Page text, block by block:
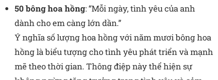
50 bông hoa hồng: “Mỗi ngày, tình yêu của anh
dành cho em càng lớn dần.”
Ý nghĩa số lượng hoa hồng với năm mươi bông hoa
hồng là biểu tượng cho tình yêu phát triển và mạnh
mẽ theo thời gian. Thông điệp này thể hiện sự